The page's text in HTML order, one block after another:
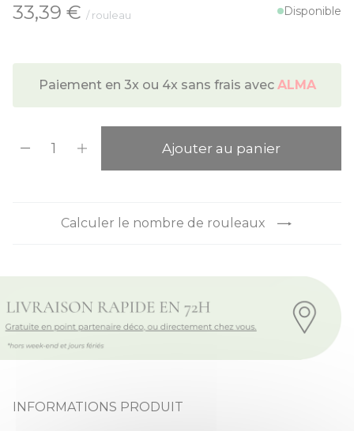
À partir de:
33,39 € / rouleau Disponible
Paiement en 3x ou 4x sans frais avec ALMA
Ajouter au panier
Calculer le nombre de rouleaux
INFORMATIONS PRODUIT